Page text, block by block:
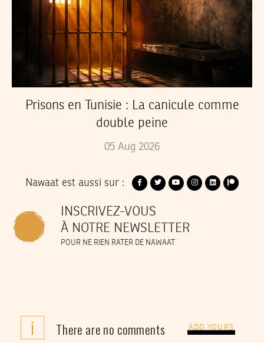
Prisons en Tunisie : La canicule comme
double peine
05 Aug 2026
Nawaat est aussi sur :
INSCRIVEZ-VOUS
À NOTRE NEWSLETTER
POUR NE RIEN RATER DE NAWAAT
i There are no comments ADD YOURS